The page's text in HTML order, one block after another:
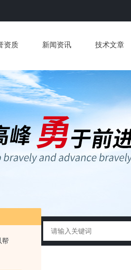
帮
资质 新闻资讯 技术文章